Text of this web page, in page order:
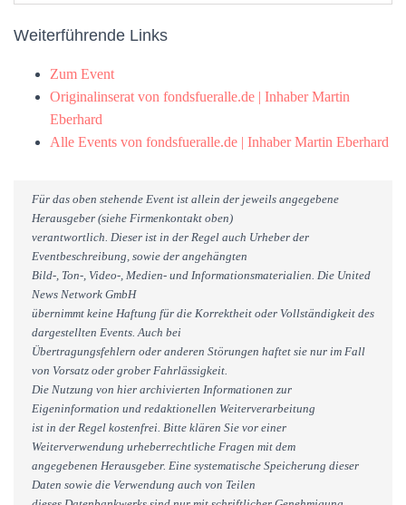
Weiterführende Links
Zum Event
Originalinserat von fondsfueralle.de | Inhaber Martin
Eberhard
Alle Events von fondsfueralle.de | Inhaber Martin Eberhard
Für das oben stehende Event ist allein der jeweils angegebene
Herausgeber (siehe Firmenkontakt oben)
verantwortlich. Dieser ist in der Regel auch Urheber der
Eventbeschreibung, sowie der angehängten
Bild-, Ton-, Video-, Medien- und Informationsmaterialien. Die United
News Network GmbH
übernimmt keine Haftung für die Korrektheit oder Vollständigkeit des
dargestellten Events. Auch bei
Übertragungsfehlern oder anderen Störungen haftet sie nur im Fall
von Vorsatz oder grober Fahrlässigkeit.
Die Nutzung von hier archivierten Informationen zur
Eigeninformation und redaktionellen Weiterverarbeitung
ist in der Regel kostenfrei. Bitte klären Sie vor einer
Weiterverwendung urheberrechtliche Fragen mit dem
angegebenen Herausgeber. Eine systematische Speicherung dieser
Daten sowie die Verwendung auch von Teilen